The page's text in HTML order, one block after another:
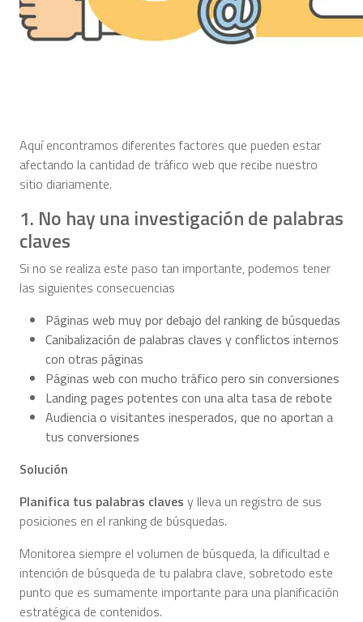
Aquí encontramos diferentes factores que pueden estar
afectando la cantidad de tráfico web que recibe nuestro
sitio diariamente.
1. No hay una investigación de palabras
claves
Si no se realiza este paso tan importante, podemos tener
las siguientes consecuencias
Páginas web muy por debajo del ranking de búsquedas
Canibalización de palabras claves y conflictos internos
con otras páginas
Páginas web con mucho tráfico pero sin conversiones
Landing pages potentes con una alta tasa de rebote
Audiencia o visitantes inesperados, que no aportan a
tus conversiones
Solución
Planifica tus palabras claves y lleva un registro de sus
posiciones en el ranking de búsquedas.
Monitorea siempre el volumen de búsqueda, la dificultad e
intención de búsqueda de tu palabra clave, sobretodo este
punto que es sumamente importante para una planificación
estratégica de contenidos.